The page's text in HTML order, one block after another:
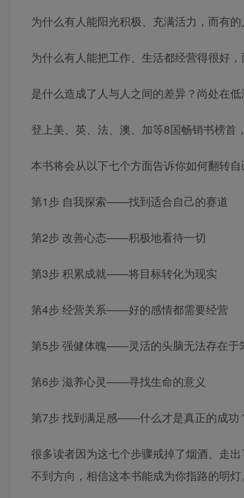
为什么有人能阳光积极、充满活力，而有
为什么有人能把工作、生活都经营得很好
是什么造成了人与人之间的差异？尚处在
登上美、英、法、澳、加等8国畅销书榜首
本书将会从以下七个方面告诉你如何翻转自
第1步 自我探索——找到适合自己的赛道
第2步 改善心态——积极地看待一切
第3步 积累成就——将目标转化为现实
第4步 经营关系——好的感情都需要经营
第5步 强健体魄——灵活的头脑无法存在于
第6步 滋养心灵——寻找生命的意义
第7步 找到满足感——什么才是真正的成功
很多读者因为这七个步骤戒掉了烟酒、走
不到方向，相信这本书能成为你指路的明灯。